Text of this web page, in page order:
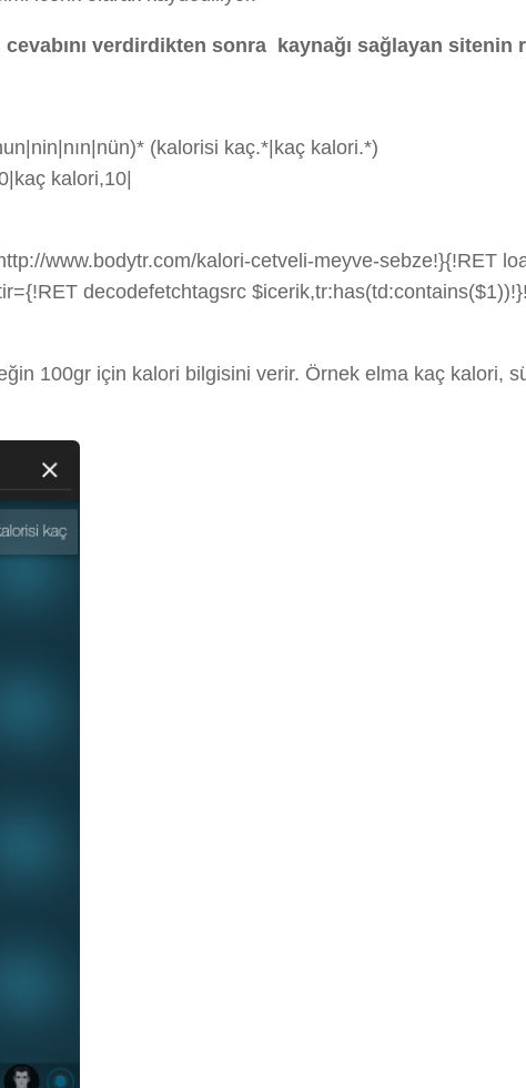
verdirdikten sonra kaynağı sağlayan
(kalorisi kaç.*|kaç kalori.*)
kalori,10|
www.bodytr.com/kalori-cetveli-meyve-sebze!}{!RET
decodefetchtagsrc
100gr için kalori bilgisini verir. Örnek elma kaç kalori,